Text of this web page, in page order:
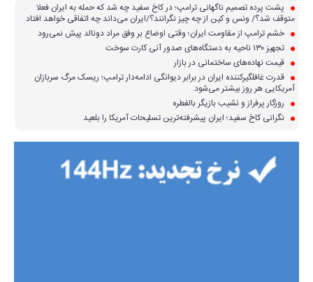
پشت پرده تصمیم ناگهانی ترامپ؛ در کاخ سفید چه شد که حمله به ایران فعلا
متوقف شد؟/ ونس و کین از چه چیز نگرانند؟/ایران می‌داند چه اتفاقی خواهد افتاد
خشم ترامپ از مقاومت ایران؛ وقتی اوضاع بر وفق مراد دونالد پیش نمی‌رود
تجهیز ۱۳۰ ناحیه به دستگاه‌های صدور آنی کارت سوخت
قیمت نهاده‌های ساختمانی در بازار
قدرت غافلگیرکننده ایران در برابر دیوانگی ادامه‌دار ترامپ؛ ریسک مرگ سربازان
آمریکایی هر روز بیشتر می‌شود
روزگار پرفراز و نشیب بازیگر بالفطره
نگرانی کاخ سفید؛ ایران پیشرفته‌ترین تسلیحات آمریکا را بلعید